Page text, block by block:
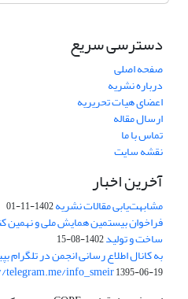
دسترسی سریع
صفحه اصلی
درباره نشریه
اعضای هیات تحریریه
ارسال مقاله
تماس با ما
نقشه سایت
آخرین اخبار
مشابهت‌یابی مقالات نشریه1402-11-01
فراخوان بیستمین همایش ملی و نهمین
ساخت و تولید1402-08-15
به کانال اطلاع رسانی انجمن در تلگرام
info_smeir1395-06-19